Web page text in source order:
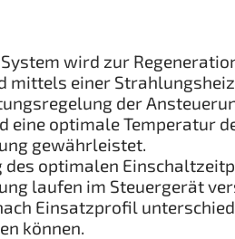
wird zur
mittels einer
der
eine optimale Temperatur
gewährleistet.
des optimalen
laufen im Steuergerät
Einsatzprofil
können.